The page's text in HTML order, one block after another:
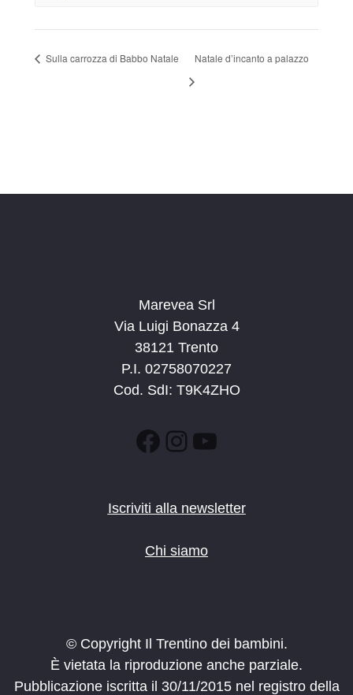
Sulla carrozza di Babbo Natale Natale d’incanto a palazzo
Marevea Srl
Via Luigi Bonazza 4
38121 Trento
P.I. 02758070227
Cod. SdI: T9K4ZHO
Facebook
Instagram
YouTube
Iscriviti alla newsletter
Chi siamo
© Copyright Il Trentino dei bambini.
È vietata la riproduzione anche parziale.
Pubblicazione iscritta il 30/11/2015 nel registro della